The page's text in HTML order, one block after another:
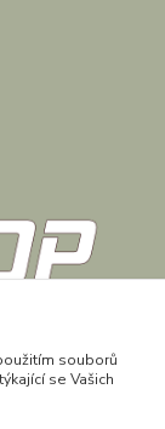
souborů
se Vašich